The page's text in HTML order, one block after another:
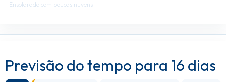
Ensolarado com poucas nuvens
Previsão do tempo para 16 dias